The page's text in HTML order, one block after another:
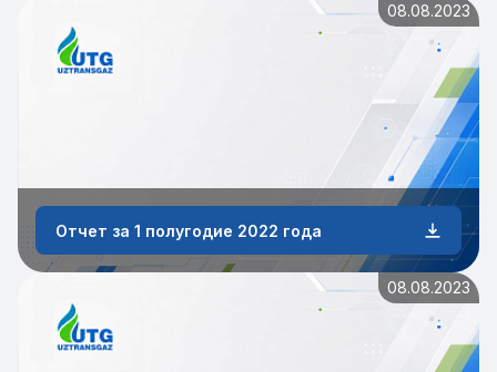
08.08.2023
Отчет за 1 полугодие 2022 года
08.08.2023